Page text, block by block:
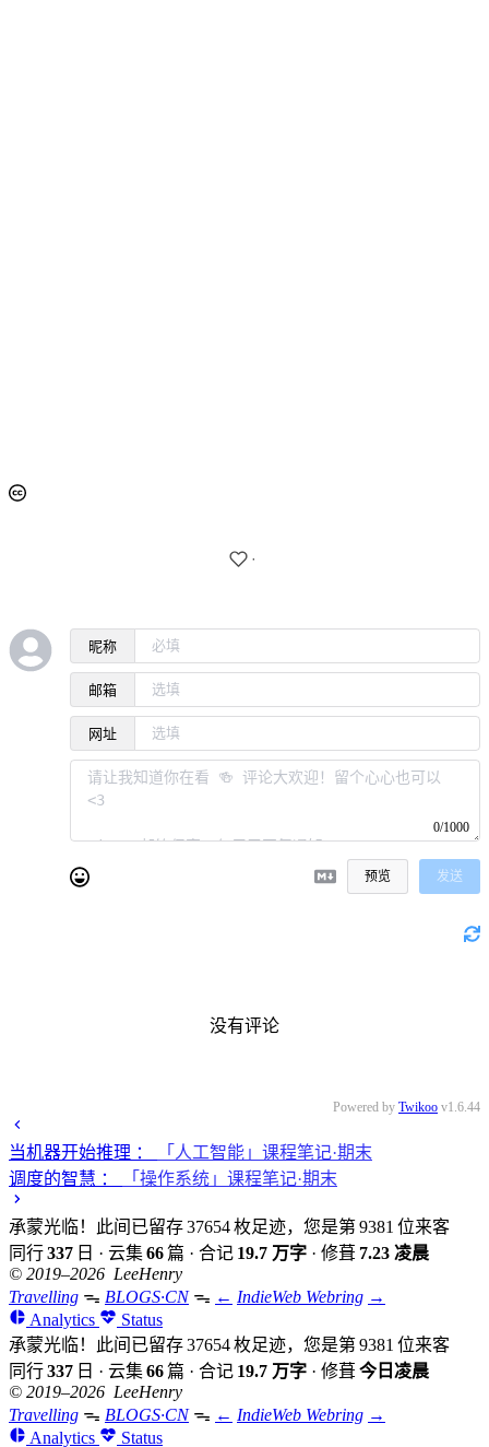
·
昵称
邮箱
网址
0/1000
预览 发送
没有评论
Powered by Twikoo v1.6.44
当机器开始推理 ：
「人工智能」课程笔记·期末
调度的智慧 ： 「操作系统」课程笔记·期末
承蒙光临！此间已留存37654枚足迹，您是第9381 位来客
同行337 日 · 云集66篇 · 合记 19.7 万字 · 修葺 7.23 凌晨
© 2019–2026 LeeHenry
Travelling ᯓ BLOGS·CN ᯓ ← IndieWeb Webring →
Analytics
Status
承蒙光临！此间已留存37654枚足迹，您是第9381 位来客
同行337 日 · 云集66篇 · 合记 19.7 万字 · 修葺 今日凌晨
© 2019–2026 LeeHenry
Travelling ᯓ BLOGS·CN ᯓ ← IndieWeb Webring →
Analytics
Status